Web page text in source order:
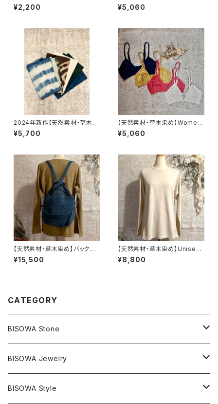
酵菓子 詰め合わせセット
¥2,200
ブラ ヘンプコットン
¥5,060
2024年新作【天然素材・草木染
め】フンドシ ヘンプシルク
¥5,700
【天然素材・草木染め】Womem
ブラ バンブー
¥5,060
【天然素材・草木染め】バックパッ
ク ワイルドヘンプ 藍染
¥15,500
【天然素材・草木染め】Unisex
ロングTシャツ ヘンプコットン
ナチュラル
¥8,800
CATEGORY
BISOWA Stone
マスタークリスタル / 水晶
エレスチャル
石の種類別
BISOWA Jewelry
ネックレス／ペンダント
BISOWA Style